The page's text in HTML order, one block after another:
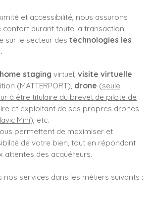
et accessibilité, nous assurons
durant toute la transaction,
sur le secteur des technologies les
home staging virtuel, visite virtuelle
(MATTERPORT), drone (seule
à être titulaire du brevet de pilote de
et exploitant de ses propres drones
Mini), etc.
permettent de maximiser et
de votre bien, tout en répondant
attentes des acquéreurs.
services dans les métiers suivants :